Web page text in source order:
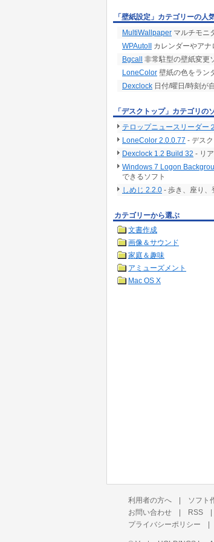
「壁紙設定」カテゴリーの人
MultiWallpaper マルチモニ
WPAutoII
カレンダーやア
Bgcall
非常駐型の壁紙変更
LoneColor 壁紙の色をラン
Dexclock 日付/曜日/時刻が
「デスクトップ」カテゴリの
テロップニュースリーダー２
LoneColor 2.0.0.77 - デス
Dexclock 1.2 Build 32 - リ
Windows 7 Logon
できるソフト
しめじ 2.2.0 - 歩き、座り、
カテゴリーから選ぶ
文書作成
画像＆サウンド
家庭＆趣味
アミューズメント
Mac OS X
利用者の方へ | ソフト
お問い合わせ | RSS
プライバシーポリシー |